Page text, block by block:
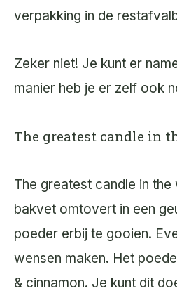
verpakking in de
Zeker niet! Je kunt er
manier heb je er zelf ook
The greatest candle in
The greatest candle in
bakvet omtovert in een
poeder erbij te gooien.
wensen maken. Het
& cinnamon. Je kunt dit